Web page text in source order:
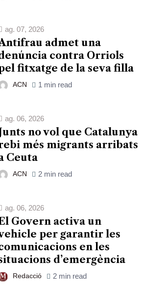
ag. 07, 2026
admet una
contra Orriols
fitxatge de la seva filla
ACN 1 min read
ag. 06, 2026
no vol que Catalunya
més migrants arribats
Ceuta
ACN 2 min read
ag. 06, 2026
Govern activa un
per garantir les
en les
d’emergència
Redacció 2 min read